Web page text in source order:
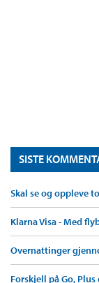
SISTE
Skal se og oppleve
Klarna Visa - Med
Overnattinger
Forskjell på Go,